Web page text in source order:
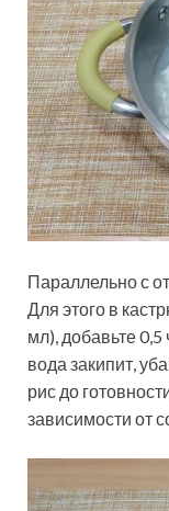
Параллельно с
Для этого в
мл), добавьте 0,5
вода закипит,
рис до
зависимости от